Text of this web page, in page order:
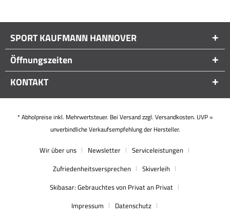
SPORT KAUFMANN HANNOVER
Öffnungszeiten
KONTAKT
* Abholpreise inkl. Mehrwertsteuer. Bei Versand zzgl. Versandkosten. UVP =
unverbindliche Verkaufsempfehlung der Hersteller.
Wir über uns Newsletter
Serviceleistungen
Zufriedenheitsversprechen
Skiverleih
Skibasar: Gebrauchtes von Privat an Privat
Impressum
Datenschutz